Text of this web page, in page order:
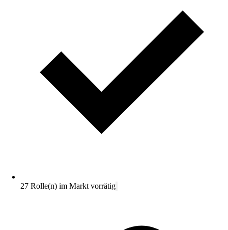
27 Rolle(n) im Markt vorrätig